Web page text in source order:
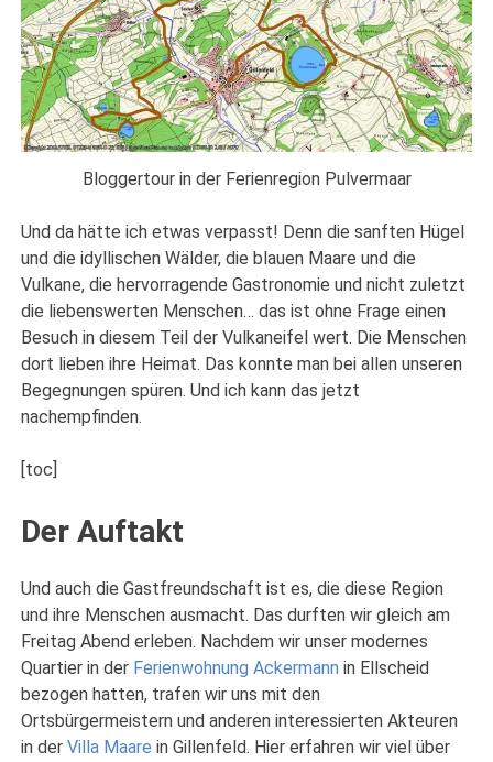
Bloggertour in der Ferienregion Pulvermaar
Und da hätte ich etwas verpasst! Denn die sanften Hügel
und die idyllischen Wälder, die blauen Maare und die
Vulkane, die hervorragende Gastronomie und nicht zuletzt
die liebenswerten Menschen… das ist ohne Frage einen
Besuch in diesem Teil der Vulkaneifel wert. Die Menschen
dort lieben ihre Heimat. Das konnte man bei allen unseren
Begegnungen spüren. Und ich kann das jetzt
nachempfinden.
[toc]
Der Auftakt
Und auch die Gastfreundschaft ist es, die diese Region
und ihre Menschen ausmacht. Das durften wir gleich am
Freitag Abend erleben. Nachdem wir unser modernes
Quartier in der Ferienwohnung Ackermann in Ellscheid
bezogen hatten, trafen wir uns mit den
Ortsbürgermeistern und anderen interessierten Akteuren
in derVilla Maare in Gillenfeld. Hier erfahren wir viel über